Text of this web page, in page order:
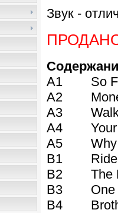
Звук -
A1 So
A2
A3 Walk
A4 Your
A5 Why
B1 Ride
B2 The
B3 One
B4